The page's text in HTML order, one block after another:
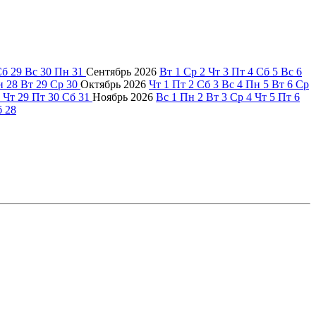
29 Вс 30 Пн 31 Сентябрь 2026 Вт 1 Ср 2 Чт 3 Пт 4 Сб 5 Вс 6
28 Вт 29 Ср 30 Октябрь 2026 Чт 1 Пт 2 Сб 3 Вс 4 Пн 5 Вт 6 Ср
Чт 29 Пт 30 Сб 31 Ноябрь 2026 Вс 1 Пн 2 Вт 3 Ср 4 Чт 5 Пт 6
28